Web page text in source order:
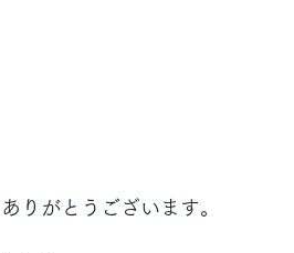
りがとうございます。